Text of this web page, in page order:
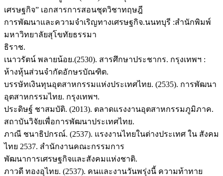
เศรษฐกิจ” เอกสารการสอนชุดวิชาทฤษฎี
การพัฒนาและความจำเริญทางเศรษฐกิจ.นนทบุรี :สำนักพิมพ์
มหาวิทยาลัยสุโขทัยธรรมา
ธิราช.
เนาวรัตน์ พลายน้อย.(2530). สารศึกษาประชากร. กรุงเทพฯ :
ห้างหุ้นส่วนจำกัดอักษรบัณฑิต.
บรรษัทเงินทุนอุตสาหกรรมแห่งประเทศไทย. (2535). การพัฒนา
อุตสาหกรรมไทย. กรุงเทพฯ.
ประดิษฐ์ ชาสมบัติ. (2013). ตลาดแรงงานอุตสาหกรรมภูมิภาค.
สถาบันวิจัยเพื่อการพัฒนาประเทศไทย.
ภาณี ชนาธิปกรณ์. (2537). แรงงานไทยในต่างประเทศ ใน สังคม
ไทย 2537. สำนักงานคณะกรรมการ
พัฒนาการเศรษฐกิจและสังคมแห่งชาติ.
ภาวดี ทองอุไทย. (2537). คนและงานวันพรุ่งนี้ ความท้าทาย